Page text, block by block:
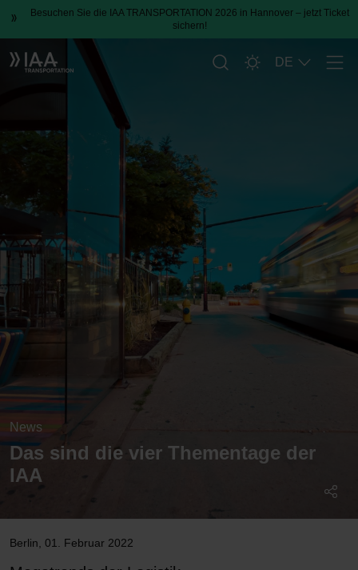
Besuchen Sie die IAA TRANSPORTATION 2026 in Hannover – jetzt Ticket
sichern!
DE
News
Das sind die vier Thementage der
IAA
Berlin 01. Februar 2022